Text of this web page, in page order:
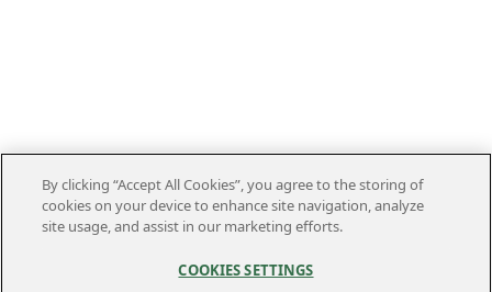
By clicking “Accept All Cookies”, you agree to the storing of
cookies on your device to enhance site navigation, analyze
site usage, and assist in our marketing efforts.
COOKIES SETTINGS